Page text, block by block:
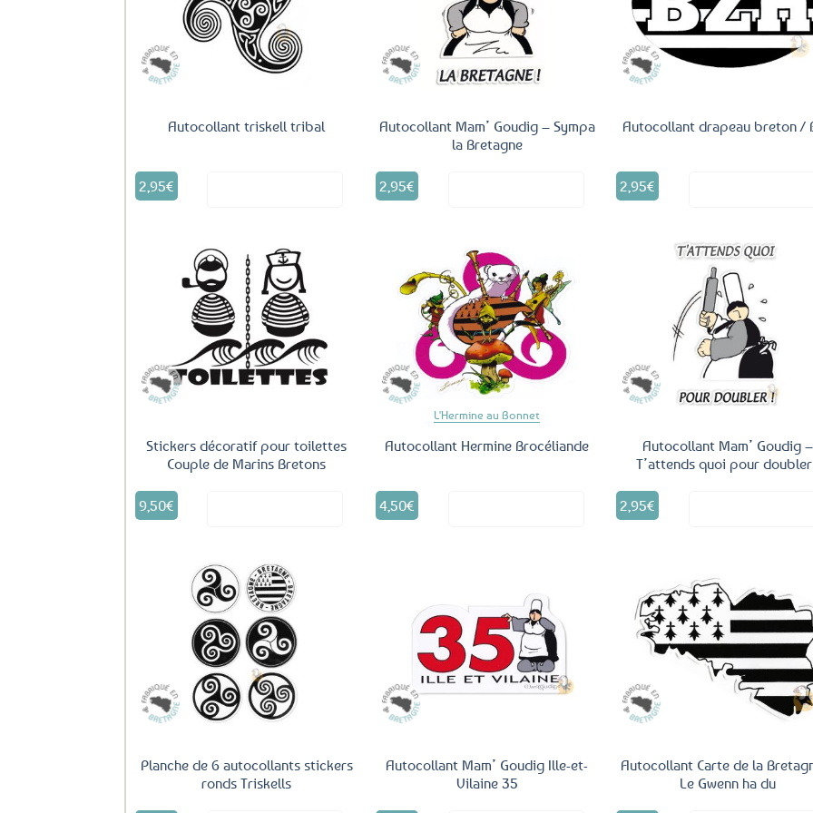
Autocollant triskell tribal
2,95€
Autocollant Mam’ Goudig – Sympa
la Bretagne
2,95€
Autocollant drapeau breton /
2,95€
Stickers décoratif pour toilettes
Couple de Marins Bretons
9,50€
L'Hermine au Bonnet
Autocollant Hermine Brocéliande
4,50€
Autocollant Mam’ Goudig –
T’attends quoi pour
2,95€
Planche de 6 autocollants stickers
ronds Triskells
Ajouter
favoris
Autocollant Mam’ Goudig Ille-et-
Vilaine 35
Autocollant Carte de la
Le Gwenn ha du